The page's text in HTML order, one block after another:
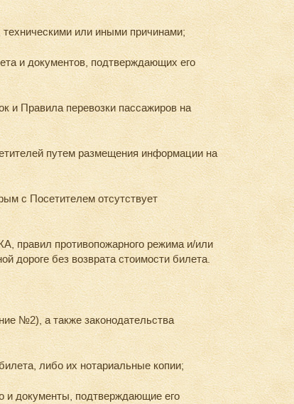
или иными причинами;
и документов, подтверждающих его
Правила перевозки пассажиров на
путем размещения информации на
с Посетителем отсутствует
правил противопожарного режима и/или
дороге без возврата стоимости билета.
№2), а также законодательства
либо их нотариальные копии;
и документы, подтверждающие его